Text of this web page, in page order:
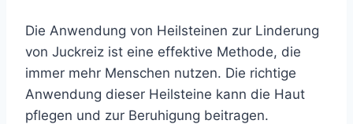
Die Anwendung von Heilsteinen zur Linderung
von Juckreiz ist eine effektive Methode, die
immer mehr Menschen nutzen. Die richtige
Anwendung dieser Heilsteine kann die Haut
pflegen und zur Beruhigung beitragen.